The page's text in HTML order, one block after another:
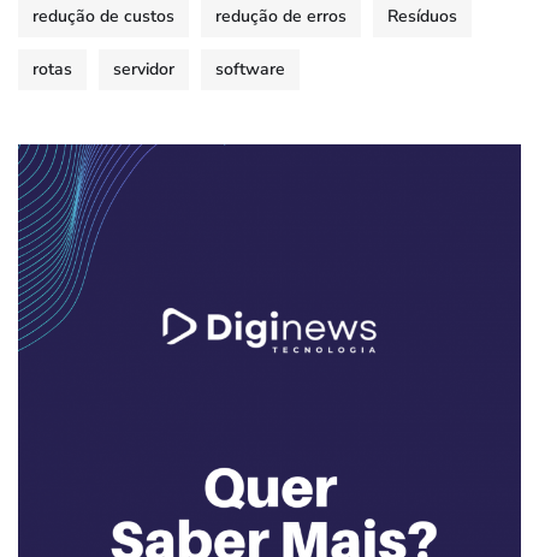
redução de custos redução de erros Resíduos
rotas servidor software